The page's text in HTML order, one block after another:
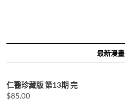
最新漫畫
仁醫珍藏版 第13期 完
$85.00